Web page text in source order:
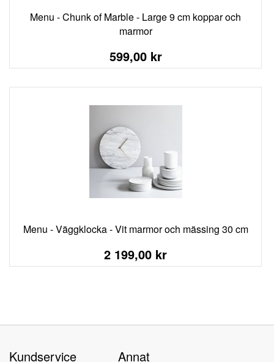
Menu - Chunk of Marble - Large 9 cm koppar och
marmor
599,00 kr
Menu - Väggklocka - Vit marmor och mässing 30 cm
2 199,00 kr
Kundservice Annat